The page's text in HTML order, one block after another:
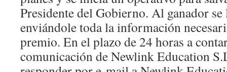
Presidente del Gobierno. Al ganador se
enviándole toda la información
premio. En el plazo de 24 horas a
comunicación de Newlink Education